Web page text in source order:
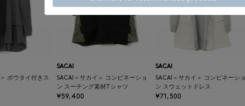
ボウタイ付きス
SACAI
SACAI＜サカイ＞ コンビネーショ
ン スーチング素材Tシャツ
¥59,400
SACAI
SACAI＜サカイ＞ コンビネーショ
ン スウェットドレス
¥71,500